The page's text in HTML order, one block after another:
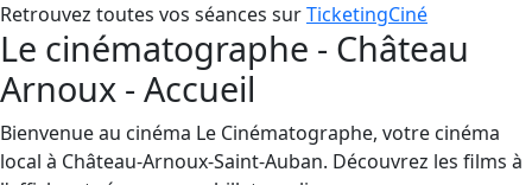
Retrouvez toutes vos séances surTicketingCiné
Le cinématographe - Château
Arnoux - Accueil
Bienvenue au cinéma Le Cinématographe, votre cinéma
local à Château-Arnoux-Saint-Auban. Découvrez les films à